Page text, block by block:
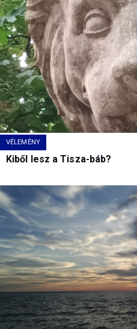
VÉLEMÉNY
Kiből lesz a Tisza-báb?